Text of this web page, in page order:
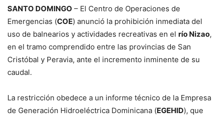
SANTO DOMINGO – El Centro de Operaciones de
Emergencias (COE) anunció la prohibición inmediata del
uso de balnearios y actividades recreativas en el río Nizao,
en el tramo comprendido entre las provincias de San
Cristóbal y Peravia, ante el incremento inminente de su
caudal.
La restricción obedece a un informe técnico de la Empresa
de Generación Hidroeléctrica Dominicana (EGEHID), que